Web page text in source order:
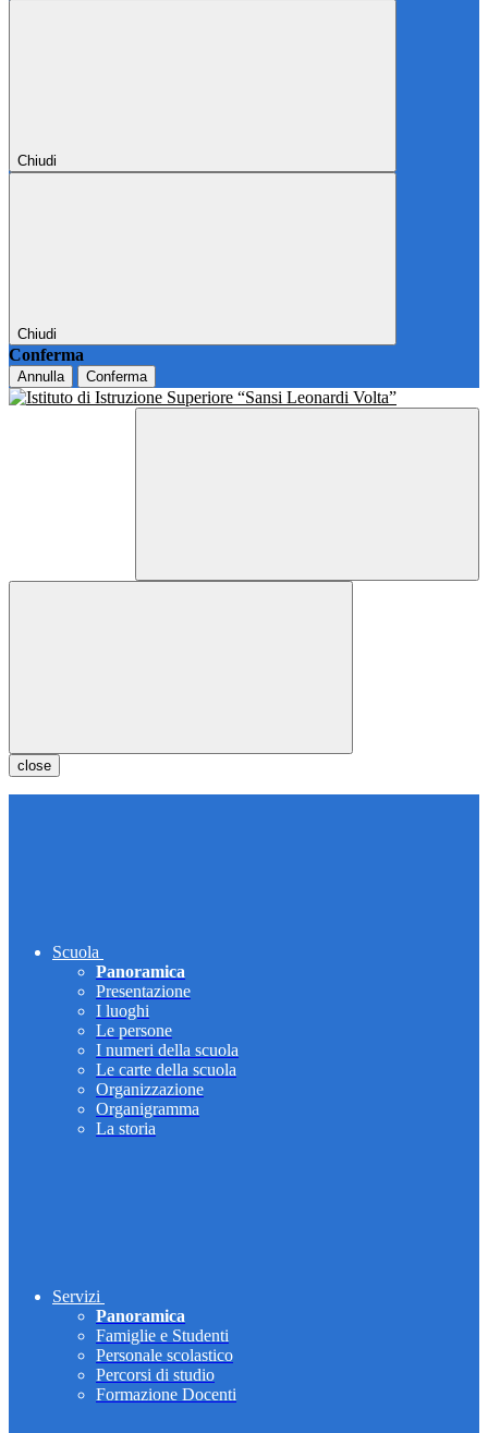
Chiudi
Chiudi
Conferma
Annulla Conferma
close
Scuola
Panoramica
Presentazione
I luoghi
Le persone
I numeri della scuola
Le carte della scuola
Organizzazione
Organigramma
La storia
Servizi
Panoramica
Famiglie e Studenti
Personale scolastico
Percorsi di studio
Formazione Docenti